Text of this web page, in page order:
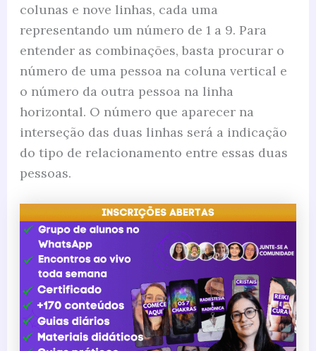
colunas e nove linhas, cada uma
representando um número de 1 a 9. Para
entender as combinações, basta procurar o
número de uma pessoa na coluna vertical e
o número da outra pessoa na linha
horizontal. O número que aparecer na
interseção das duas linhas será a indicação
do tipo de relacionamento entre essas duas
pessoas.